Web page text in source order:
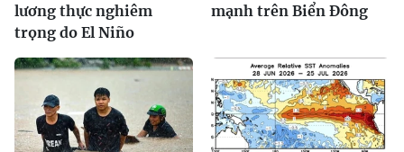
lương thực nghiêm
trọng do El Niño
mạnh trên Biển Đông